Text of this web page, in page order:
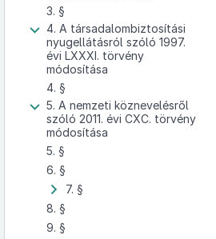
3. §
4. A társadalombiztosítási
nyugellátásról szóló 1997.
évi LXXXI. törvény
módosítása
4. §
5. A nemzeti köznevelésről
szóló 2011. évi CXC. törvény
módosítása
5. §
6. §
7. §
8. §
9. §